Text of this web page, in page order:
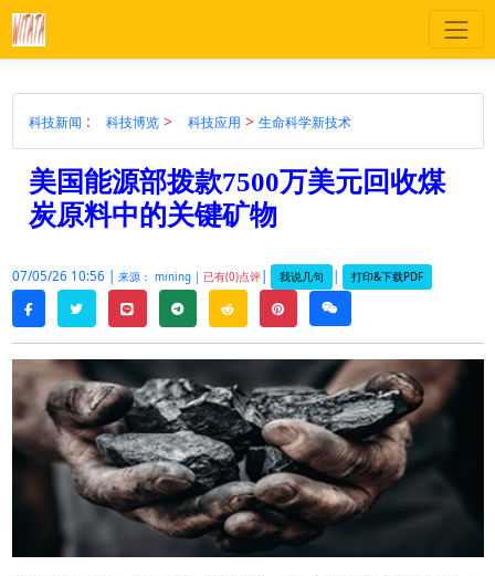
科技新闻 : 科技博览> 科技应用 > 生命科学新技术
美国能源部拨款7500万美元回收煤
炭原料中的关键矿物
07/05/26 10:56 | 来源： mining | 已有(0)点评| 我说几句 | 打印&下载PDF
facebooktwitterline telegramreddit pinterestweixin